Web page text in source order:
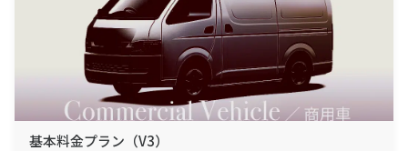
基本料金プラン（V3）